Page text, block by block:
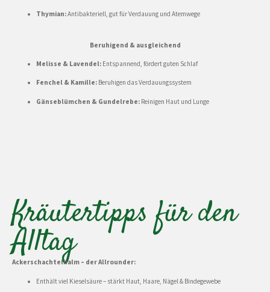
Thymian:Antibakteriell, gut für Verdauung und Atemwege
Beruhigend & ausgleichend
Melisse & Lavendel: Entspannend, fördert guten Schlaf
Fenchel & Kamille: Beruhigen das Verdauungssystem
Gänseblümchen & Gundelrebe: Reinigen Haut und Lunge
Kräutertipps für den
Alltag
Ackerschachtelhalm – der Allrounder:
Enthält viel Kieselsäure – stärkt Haut, Haare, Nägel & Bindegewebe